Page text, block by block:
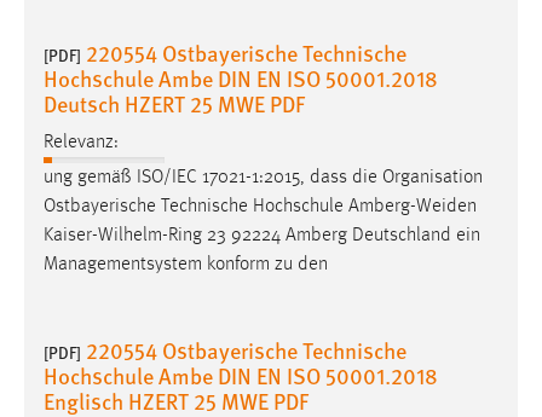
[PDF] 220554 Ostbayerische Technische
Hochschule Ambe DIN EN ISO 50001.2018
Deutsch HZERT 25 MWE PDF
Relevanz:
ung gemäß ISO/IEC 17021-1:2015, dass die Organisation
Ostbayerische Technische Hochschule Amberg-Weiden
Kaiser-Wilhelm-Ring 23 92224 Amberg Deutschland ein
Managementsystem konform zu den
[PDF] 220554 Ostbayerische Technische
Hochschule Ambe DIN EN ISO 50001.2018
Englisch HZERT 25 MWE PDF